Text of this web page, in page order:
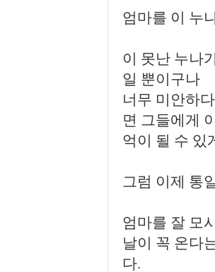
엄마를 이 누
이 못난 누나
일 뿐이구나
너무 미안하
면 그들에게
억이 될 수 있
그럼 이제 통
엄마를 잘 모
날이 꼭 온다
다.